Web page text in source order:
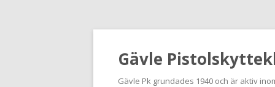
Gävle
Gävle Pk grundades 1940 och är aktiv